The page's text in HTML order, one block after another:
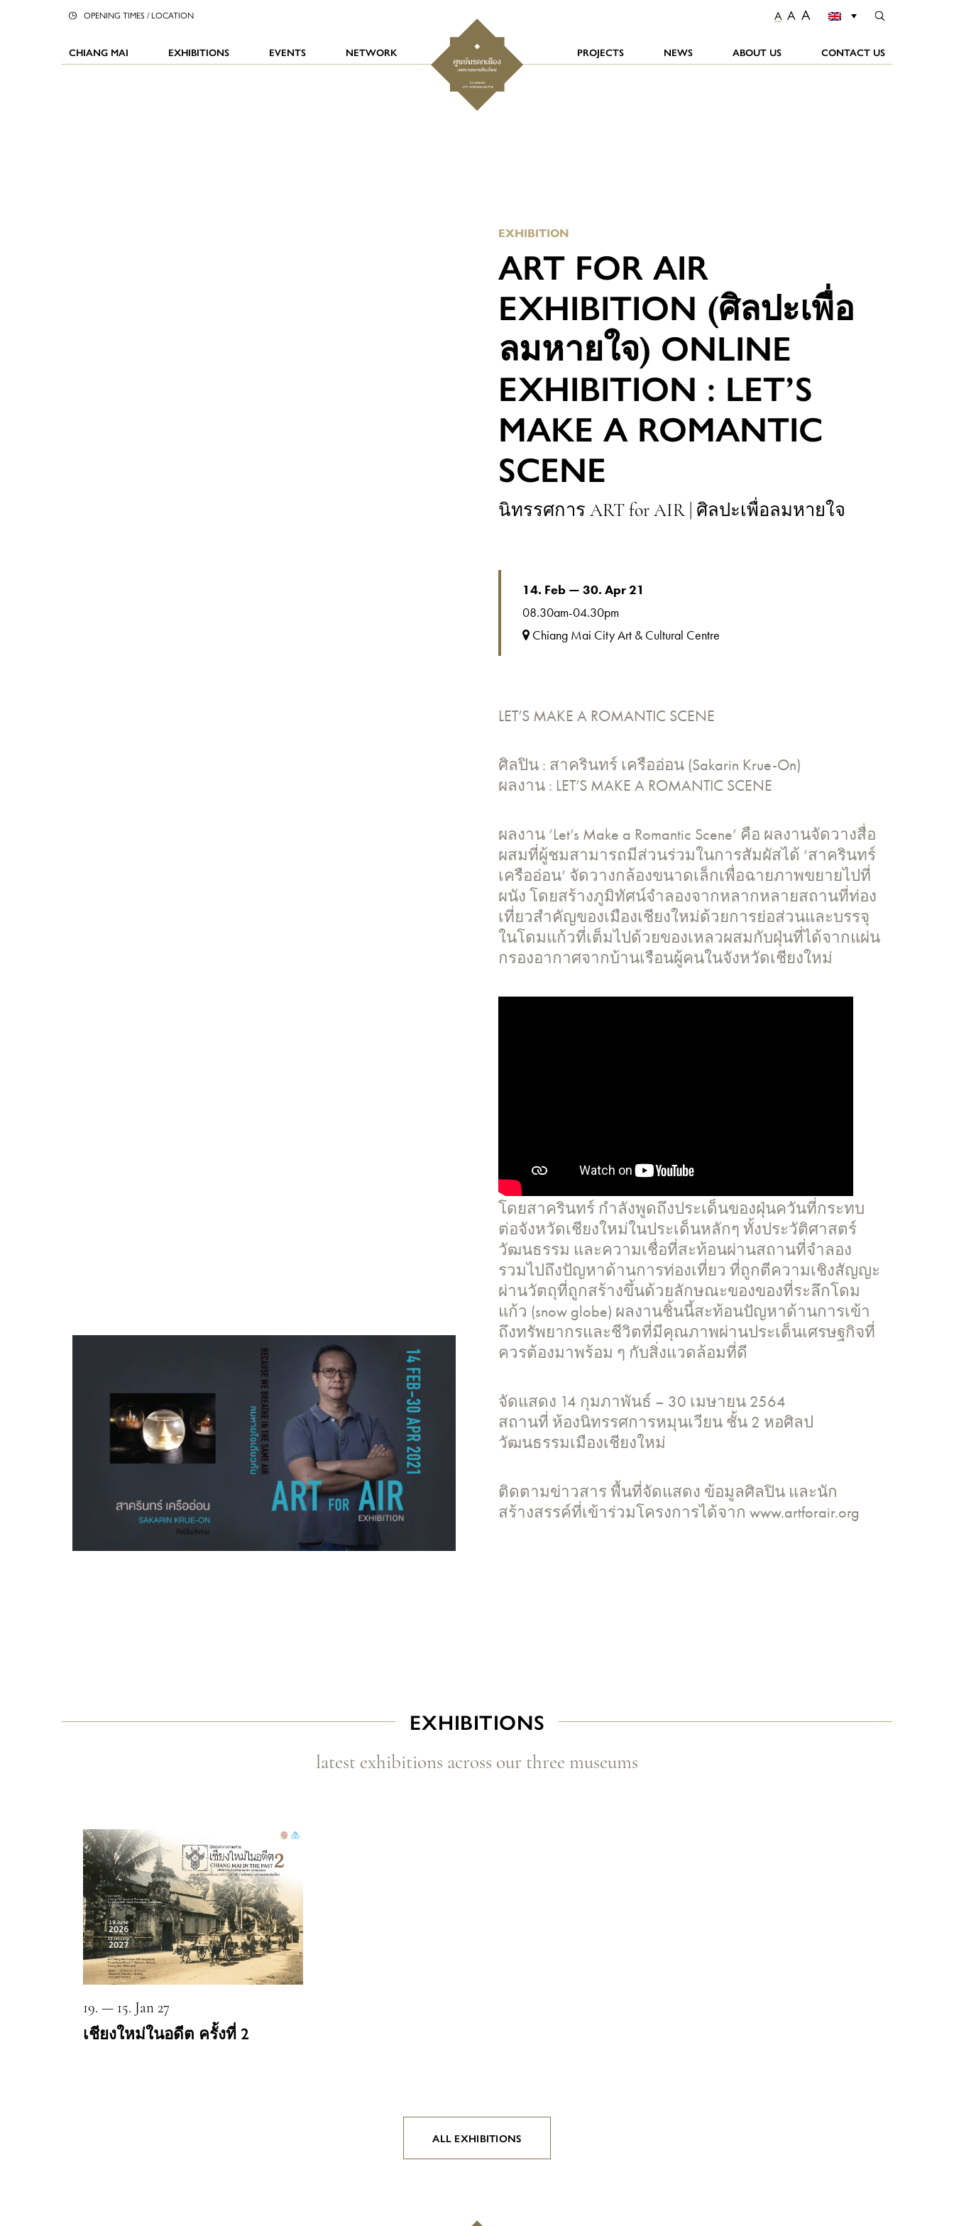
OPENING TIMES / LOCATION A A A
CHIANG MAI EXHIBITIONS EVENTS NETWORK CONTACT US
ABOUT US
NEWS
PROJECTS
EXHIBITION
ART FOR AIR
EXHIBITION (ศิลปะเพื่อ
ลมหายใจ) ONLINE
EXHIBITION : LET’S
MAKE A ROMANTIC
SCENE
นิทรรศการ ART for AIR | ศิลปะเพื่อลมหายใจ
14. Feb — 30. Apr 21
08.30am-04.30pm
Chiang Mai City Art & Cultural Centre
LET’S MAKE A ROMANTIC SCENE
ศิลปิน : สาครินทร์ เครืออ่อน (Sakarin Krue-On)
ผลงาน : LET’S MAKE A ROMANTIC SCENE
ผลงาน ‘Let’s Make a Romantic Scene’ คือ ผลงานจัดวางสื่อ
ผสมที่ผู้ชมสามารถมีส่วนร่วมในการสัมผัสได้ ‘สาครินทร์
เครืออ่อน’ จัดวางกล้องขนาดเล็กเพื่อฉายภาพขยายไปที่
ผนัง โดยสร้างภูมิทัศน์จำลองจากหลากหลายสถานที่ท่อง
เที่ยวสำคัญของเมืองเชียงใหม่ด้วยการย่อส่วนและบรรจุ
ในโดมแก้วที่เต็มไปด้วยของเหลวผสมกับฝุ่นที่ได้จากแผ่น
กรองอากาศจากบ้านเรือนผู้คนในจังหวัดเชียงใหม่
โดยสาครินทร์ กำลังพูดถึงประเด็นของฝุ่นควันที่กระทบ
ต่อจังหวัดเชียงใหม่ในประเด็นหลักๆ ทั้งประวัติศาสตร์
วัฒนธรรม และความเชื่อที่สะท้อนผ่านสถานที่จำลอง
รวมไปถึงปัญหาด้านการท่องเที่ยว ที่ถูกตีความเชิงสัญญะ
ผ่านวัตถุที่ถูกสร้างขึ้นด้วยลักษณะของของที่ระลึกโดม
แก้ว (snow globe) ผลงานชิ้นนี้สะท้อนปัญหาด้านการเข้า
ถึงทรัพยากรและชีวิตที่มีคุณภาพผ่านประเด็นเศรษฐกิจที่
ควรต้องมาพร้อม ๆ กับสิ่งแวดล้อมที่ดี
จัดแสดง 14 กุมภาพันธ์ – 30 เมษายน 2564
สถานที่ ห้องนิทรรศการหมุนเวียน ชั้น 2 หอศิลป
วัฒนธรรมเมืองเชียงใหม่
ติดตามข่าวสาร พื้นที่จัดแสดง ข้อมูลศิลปิน และนัก
สร้างสรรค์ที่เข้าร่วมโครงการได้จาก www.artforair.org
EXHIBITIONS
latest exhibitions across our three museums
19. — 15. Jan 27
เชียงใหม่ในอดีต ครั้งที่ 2
ALL EXHIBITIONS